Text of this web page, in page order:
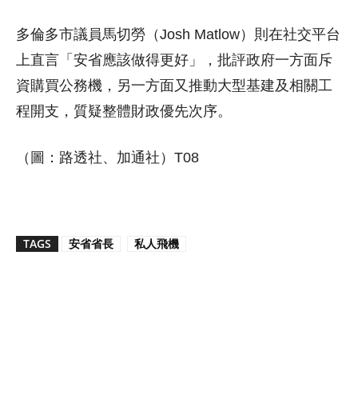
多倫多市議員馬切勞（Josh Matlow）則在社交平台
上直言「安省應該做得更好」，批評政府一方面斥
資購買公務機，另一方面又推動大型基建及相關工
程開支，質疑整體財政優先次序。
（圖：路透社、加通社）T08
TAGS 安省省長 私人飛機